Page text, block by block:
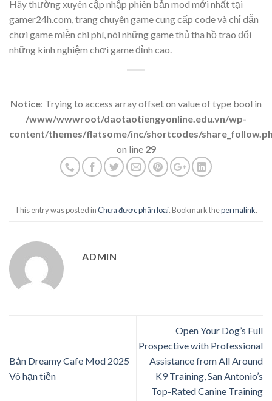
Hãy thường xuyên cập nhập phiên bản mod mới nhất tại
gamer24h.com, trang chuyên game cung cấp code và chỉ dẫn
chơi game miễn chi phí, nói những game thủ tha hồ trao đổi
những kinh nghiệm chơi game đỉnh cao.
Notice: Trying to access array offset on value of type bool in
/www/wwwroot/daotaotiengyonline.edu.vn/wp-
content/themes/flatsome/inc/shortcodes/
on line 29
This entry was posted inChưa được phân loại. Bookmark thepermalink.
ADMIN
Bản Dreamy Cafe Mod 2025
Vô hạn tiền
Open Your Dog’s Full
Prospective with Professional
Assistance from All Around
K9 Training, San Antonio’s
Top-Rated Canine Training